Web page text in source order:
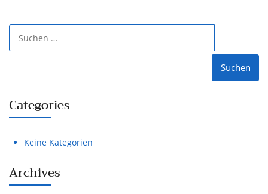
Suchen
nach:
Categories
Keine Kategorien
Archives